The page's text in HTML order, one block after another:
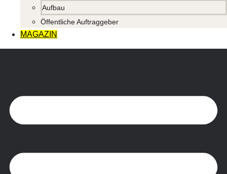
Aufbau
Öffentliche Auftraggeber
MAGAZIN